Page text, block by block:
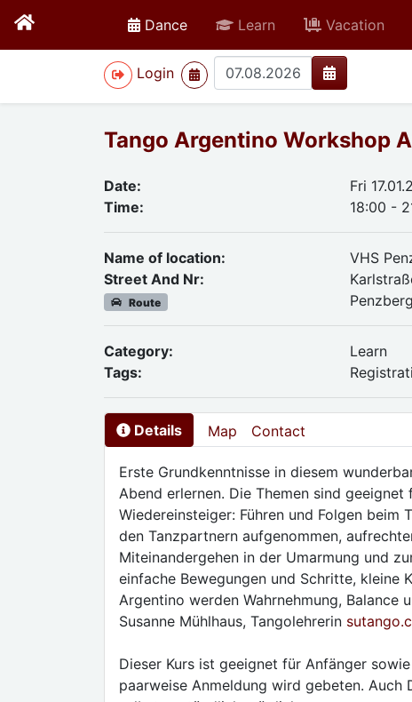
Danceactive Learn Vacation
Login
>
Tango Argentino Workshop
Date:
Fri
Time:
18:00 -
Name of location:
VHS
Street And Nr:
Route
Penzberg
Category:
Learn
Tags:
Details Map Contact
Erste Grundkenntnisse in diesem
Abend erlernen. Die Themen sind
Wiedereinsteiger: Führen und Folgen
den Tanzpartnern aufgenommen,
Miteinandergehen in der Umarmung und
einfache Bewegungen und Schritte, kleine
Argentino werden Wahrnehmung, Balance
Susanne Mühlhaus, Tangolehrerin
Dieser Kurs ist geeignet für Anfänger
paarweise Anmeldung wird gebeten. Auch